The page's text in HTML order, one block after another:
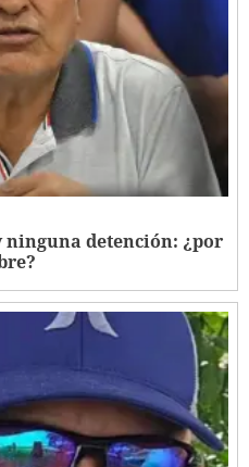
ninguna detención: ¿por